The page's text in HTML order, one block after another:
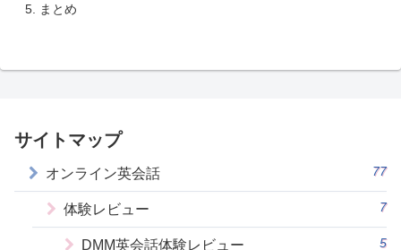
まとめ
サイトマップ
オンライン英会話 77
体験レビュー 7
DMM英会話体験レビュー 5